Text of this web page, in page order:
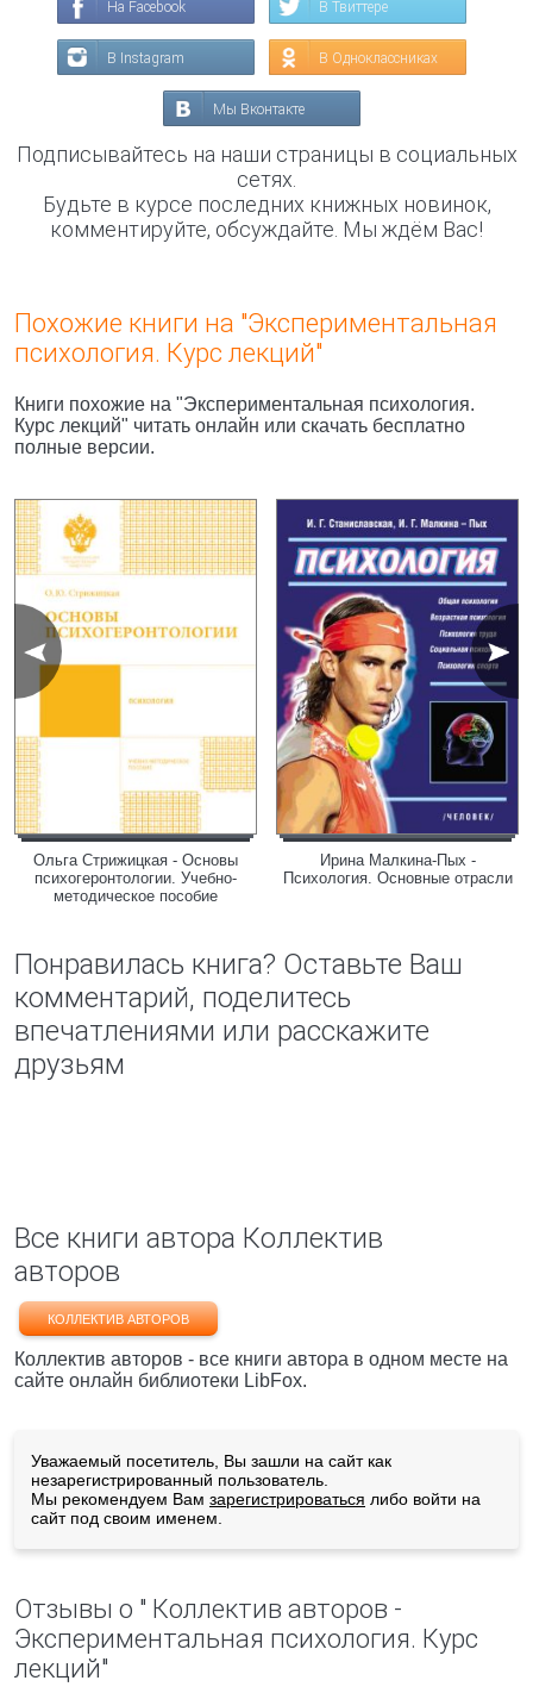
На Facebook В Твиттере
В Instagram В Одноклассниках
Мы Вконтакте
Подписывайтесь на наши страницы в социальных
сетях.
Будьте в курсе последних книжных новинок,
комментируйте, обсуждайте. Мы ждём Вас!
Похожие книги на "Экспериментальная
психология. Курс лекций"
Книги похожие на "Экспериментальная психология.
Курс лекций" читать онлайн или скачать бесплатно
полные версии.
Ольга Стрижицкая - Основы
психогеронтологии. Учебно-
методическое пособие
Ирина Малкина-Пых -
Психология. Основные отрасли
Понравилась книга? Оставьте Ваш
комментарий, поделитесь
впечатлениями или расскажите
друзьям
Все книги автора Коллектив
авторов
КОЛЛЕКТИВ АВТОРОВ
Коллектив авторов - все книги автора в одном месте на
сайте онлайн библиотеки LibFox.
Уважаемый посетитель, Вы зашли на сайт как
незарегистрированный пользователь.
Мы рекомендуем Вам зарегистрироваться либо войти на
сайт под своим именем.
Отзывы о " Коллектив авторов -
Экспериментальная психология. Курс
лекций"